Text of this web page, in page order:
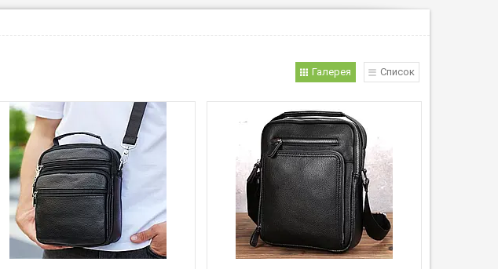
Галерея Список